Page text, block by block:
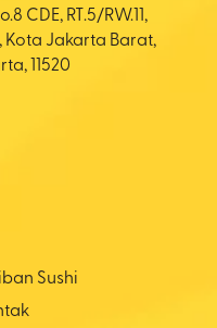
CDE, RT.5/RW.11,
Kota Jakarta Barat,
11520
Sushi